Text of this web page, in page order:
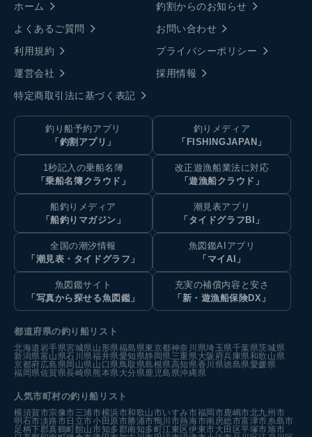
ホーム
釣割からのお知らせ
よくあるご質問
お問い合わせ
利用規約
プライバシーポリシー
運営会社
採用情報
特定商取引法に基づく表記
釣り船予約アプリ
「釣割アプリ」
釣りメディア
「FISHINGJAPAN」
1秒記入の乗船名簿
「乗船名簿クラウド」
改正遊漁船業法に対応
「遊漁船クラウド」
船釣りメディア
「船釣りマガジン」
潮見表アプリ
「タイドグラフBI」
全国の潮汐情報
「潮見表・タイドグラフ」
魚図鑑AIアプリ
「マイAI」
魚図鑑サイト
「写真から探せる魚図鑑」
充実の補償内容と安さ
「新・遊漁船保険DX」
都道府県の釣り船リスト
北海道岩手県宮城県山形県福島県東京都神奈川県埼玉県千葉県茨城県
新潟県富山県石川県福井県愛知県静岡県三重県大阪府兵庫県和歌山県
京都府広島県岡山県山口県鳥取県島根県高知県香川県徳島県愛媛県
福岡県佐賀県長崎県熊本県大分県鹿児島県沖縄県
人気市町村の釣り船リスト
横須賀市宗像市三浦市横浜市和歌山市いすみ市福岡市鹿嶋市北九州市
明石市淡路市 日立市小田原市勝浦市鴨川市熱海市南房総市富津市糸島市
足柄下郡真鶴町館山市知多郡南知多町江東区伊東市大田区平塚市旭市